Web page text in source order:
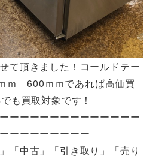
て頂きました！コールドテー
ｍ 600ｍｍであれば高価買
も買取対象です！
ーーーーーーーーーーーーー
ーーーーーーーー
「中古」「引き取り」「売り